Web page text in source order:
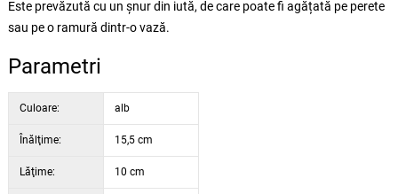
Este prevăzută cu un șnur din iută, de care poate fi agățată pe perete
sau pe o ramură dintr-o vază.
Parametri
Culoare: alb
Înălţime: 15,5 cm
Lăţime: 10 cm